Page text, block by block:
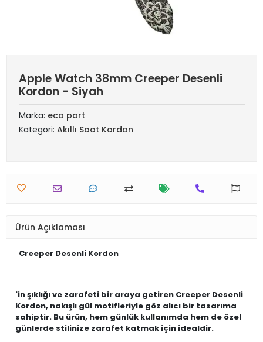
Apple Watch 38mm Creeper Desenli
Kordon - Siyah
Marka: eco port
Kategori: Akıllı Saat Kordon
Ürün Açıklaması
Creeper Desenli Kordon
'in şıklığı ve zarafeti bir araya getiren Creeper Desenli
Kordon, nakışlı gül motifleriyle göz alıcı bir tasarıma
sahiptir. Bu ürün, hem günlük kullanımda hem de özel
günlerde stilinize zarafet katmak için idealdir.